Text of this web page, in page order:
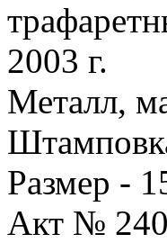
2003 г.
Металл,
Размер -
Акт № 240